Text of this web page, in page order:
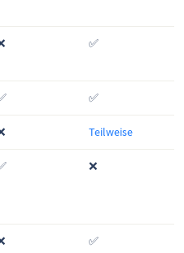
✅
✅
Teilweise
❌
✅